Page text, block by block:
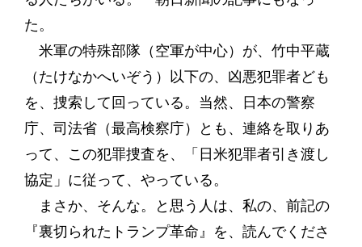
た。
米軍の特殊部隊（空軍が中心）が、竹中平蔵
（たけなかへいぞう）以下の、凶悪犯罪者ども
を、捜索して回っている。当然、日本の警察
庁、司法省（最高検察庁）とも、連絡を取りあ
って、この犯罪捜査を、「日米犯罪者引き渡し
協定」に従って、やっている。
まさか、そんな。と思う人は、私の、前記の
『裏切られたトランプ革命』を、読んでくださ